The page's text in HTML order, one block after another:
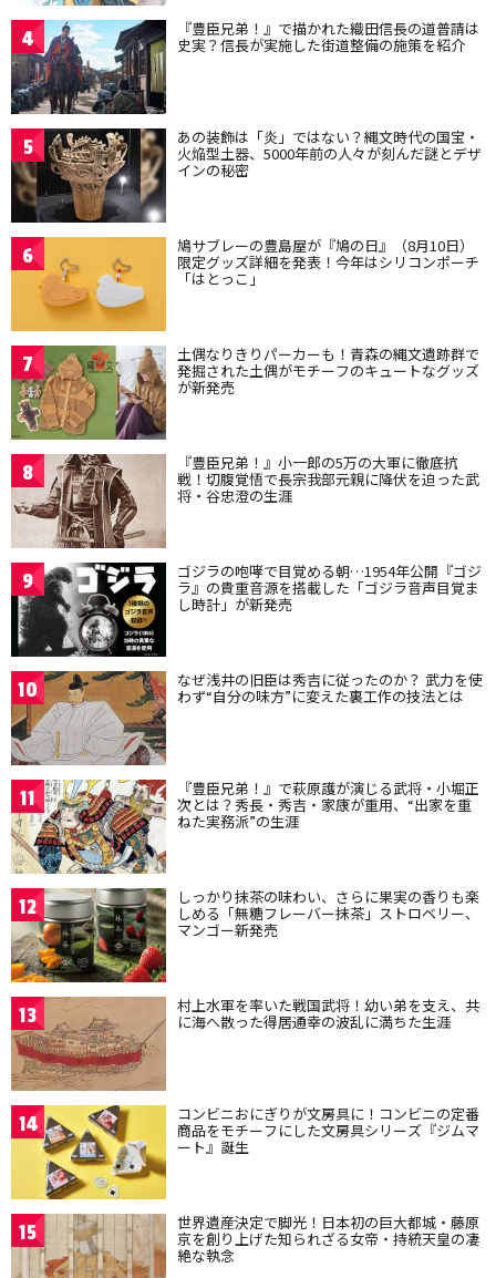
4 『豊臣兄弟！』で描かれた織田信長の道普請は
史実？信長が実施した街道整備の施策を紹介
5 あの装飾は「炎」ではない？縄文時代の国宝・
火焔型土器、5000年前の人々が刻んだ謎とデザ
インの秘密
6 鳩サブレーの豊島屋が『鳩の日』（8月10日）
限定グッズ詳細を発表！今年はシリコンポーチ
「はとっこ」
7 土偶なりきりパーカーも！青森の縄文遺跡群で
発掘された土偶がモチーフのキュートなグッズ
が新発売
8 『豊臣兄弟！』小一郎の5万の大軍に徹底抗
戦！切腹覚悟で長宗我部元親に降伏を迫った武
将・谷忠澄の生涯
9 ゴジラの咆哮で目覚める朝…1954年公開『ゴジ
ラ』の貴重音源を搭載した「ゴジラ音声目覚ま
し時計」が新発売
10 なぜ浅井の旧臣は秀吉に従ったのか？ 武力を使
わず“自分の味方”に変えた裏工作の技法とは
11 『豊臣兄弟！』で萩原護が演じる武将・小堀正
次とは？秀長・秀吉・家康が重用、“出家を重
ねた実務派”の生涯
12 しっかり抹茶の味わい、さらに果実の香りも楽
しめる「無糖フレーバー抹茶」ストロベリー、
マンゴー新発売
13 村上水軍を率いた戦国武将！幼い弟を支え、共
に海へ散った得居通幸の波乱に満ちた生涯
14 コンビニおにぎりが文房具に！コンビニの定番
商品をモチーフにした文房具シリーズ『ジムマ
ート』誕生
15 世界遺産決定で脚光！日本初の巨大都城・藤原
京を創り上げた知られざる女帝・持統天皇の凄
絶な執念